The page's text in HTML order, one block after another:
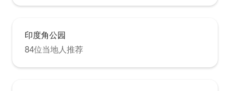
印度角公园
84位当地人推荐